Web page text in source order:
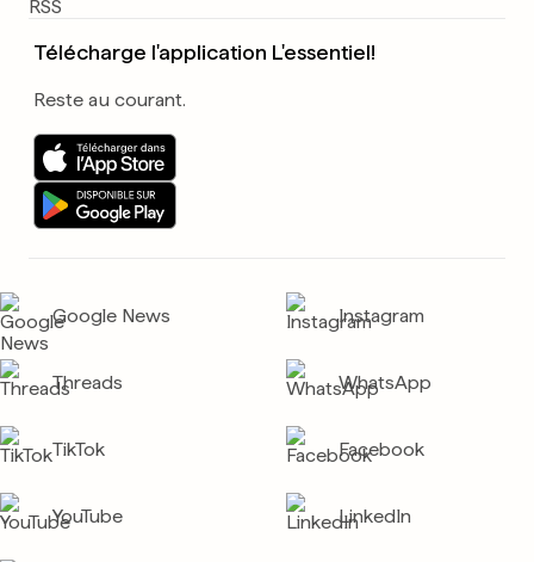
Télécharge l'application L'essentiel!
Reste au courant.
Google News Instagram
Threads WhatsApp
TikTok Facebook
YouTube LinkedIn